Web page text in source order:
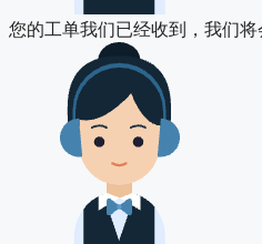
您的工单我们已经收到，我们将